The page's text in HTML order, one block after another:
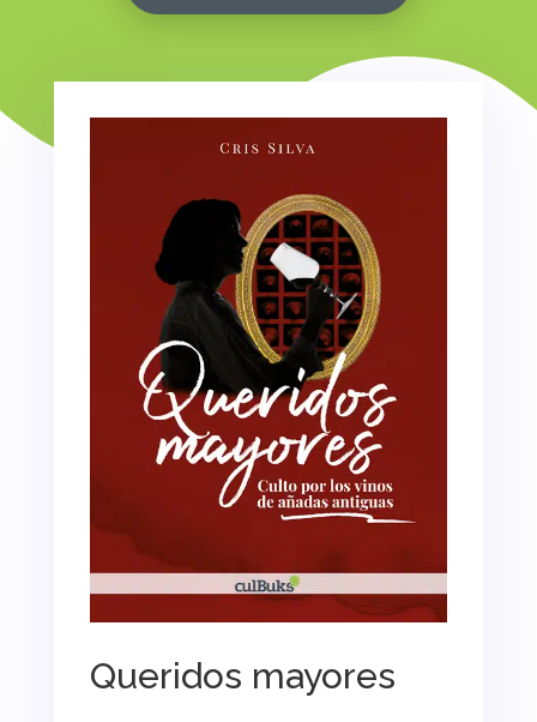
Queridos mayores